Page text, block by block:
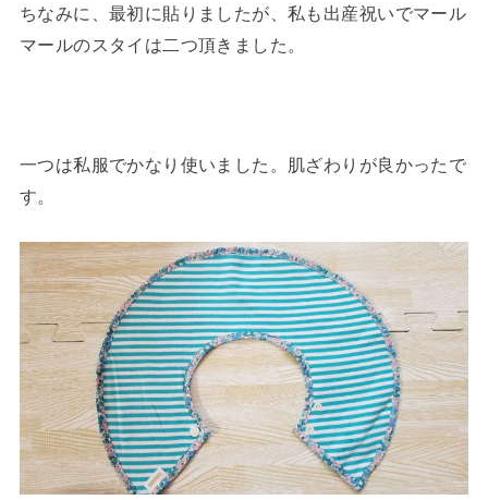
ちなみに、最初に貼りましたが、私も出産祝いでマール
マールのスタイは二つ頂きました。
一つは私服でかなり使いました。肌ざわりが良かったで
す。